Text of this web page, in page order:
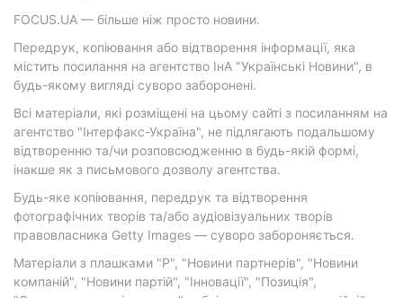
FOCUS.UA — більше ніж просто новини.
Передрук, копіювання або відтворення інформації, яка
містить посилання на агентство ІнА "Українські Новини", в
будь-якому вигляді суворо заборонені.
Всі матеріали, які розміщені на цьому сайті з посиланням на
агентство "Інтерфакс-Україна", не підлягають подальшому
відтворенню та/чи розповсюдженню в будь-якій формі,
інакше як з письмового дозволу агентства.
Будь-яке копіювання, передрук та відтворення
фотографічних творів та/або аудіовізуальних творів
правовласника Getty Images — суворо забороняється.
Матеріали з плашками "Р", "Новини партнерів", "Новини
компаній", "Новини партій", "Інновації", "Позиція",